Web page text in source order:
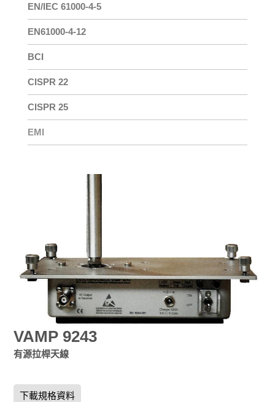
EN/IEC 61000-4-5
EN61000-4-12
BCI
CISPR 22
CISPR 25
EMI
VAMP 9243
有源拉桿天線
下載規格資料